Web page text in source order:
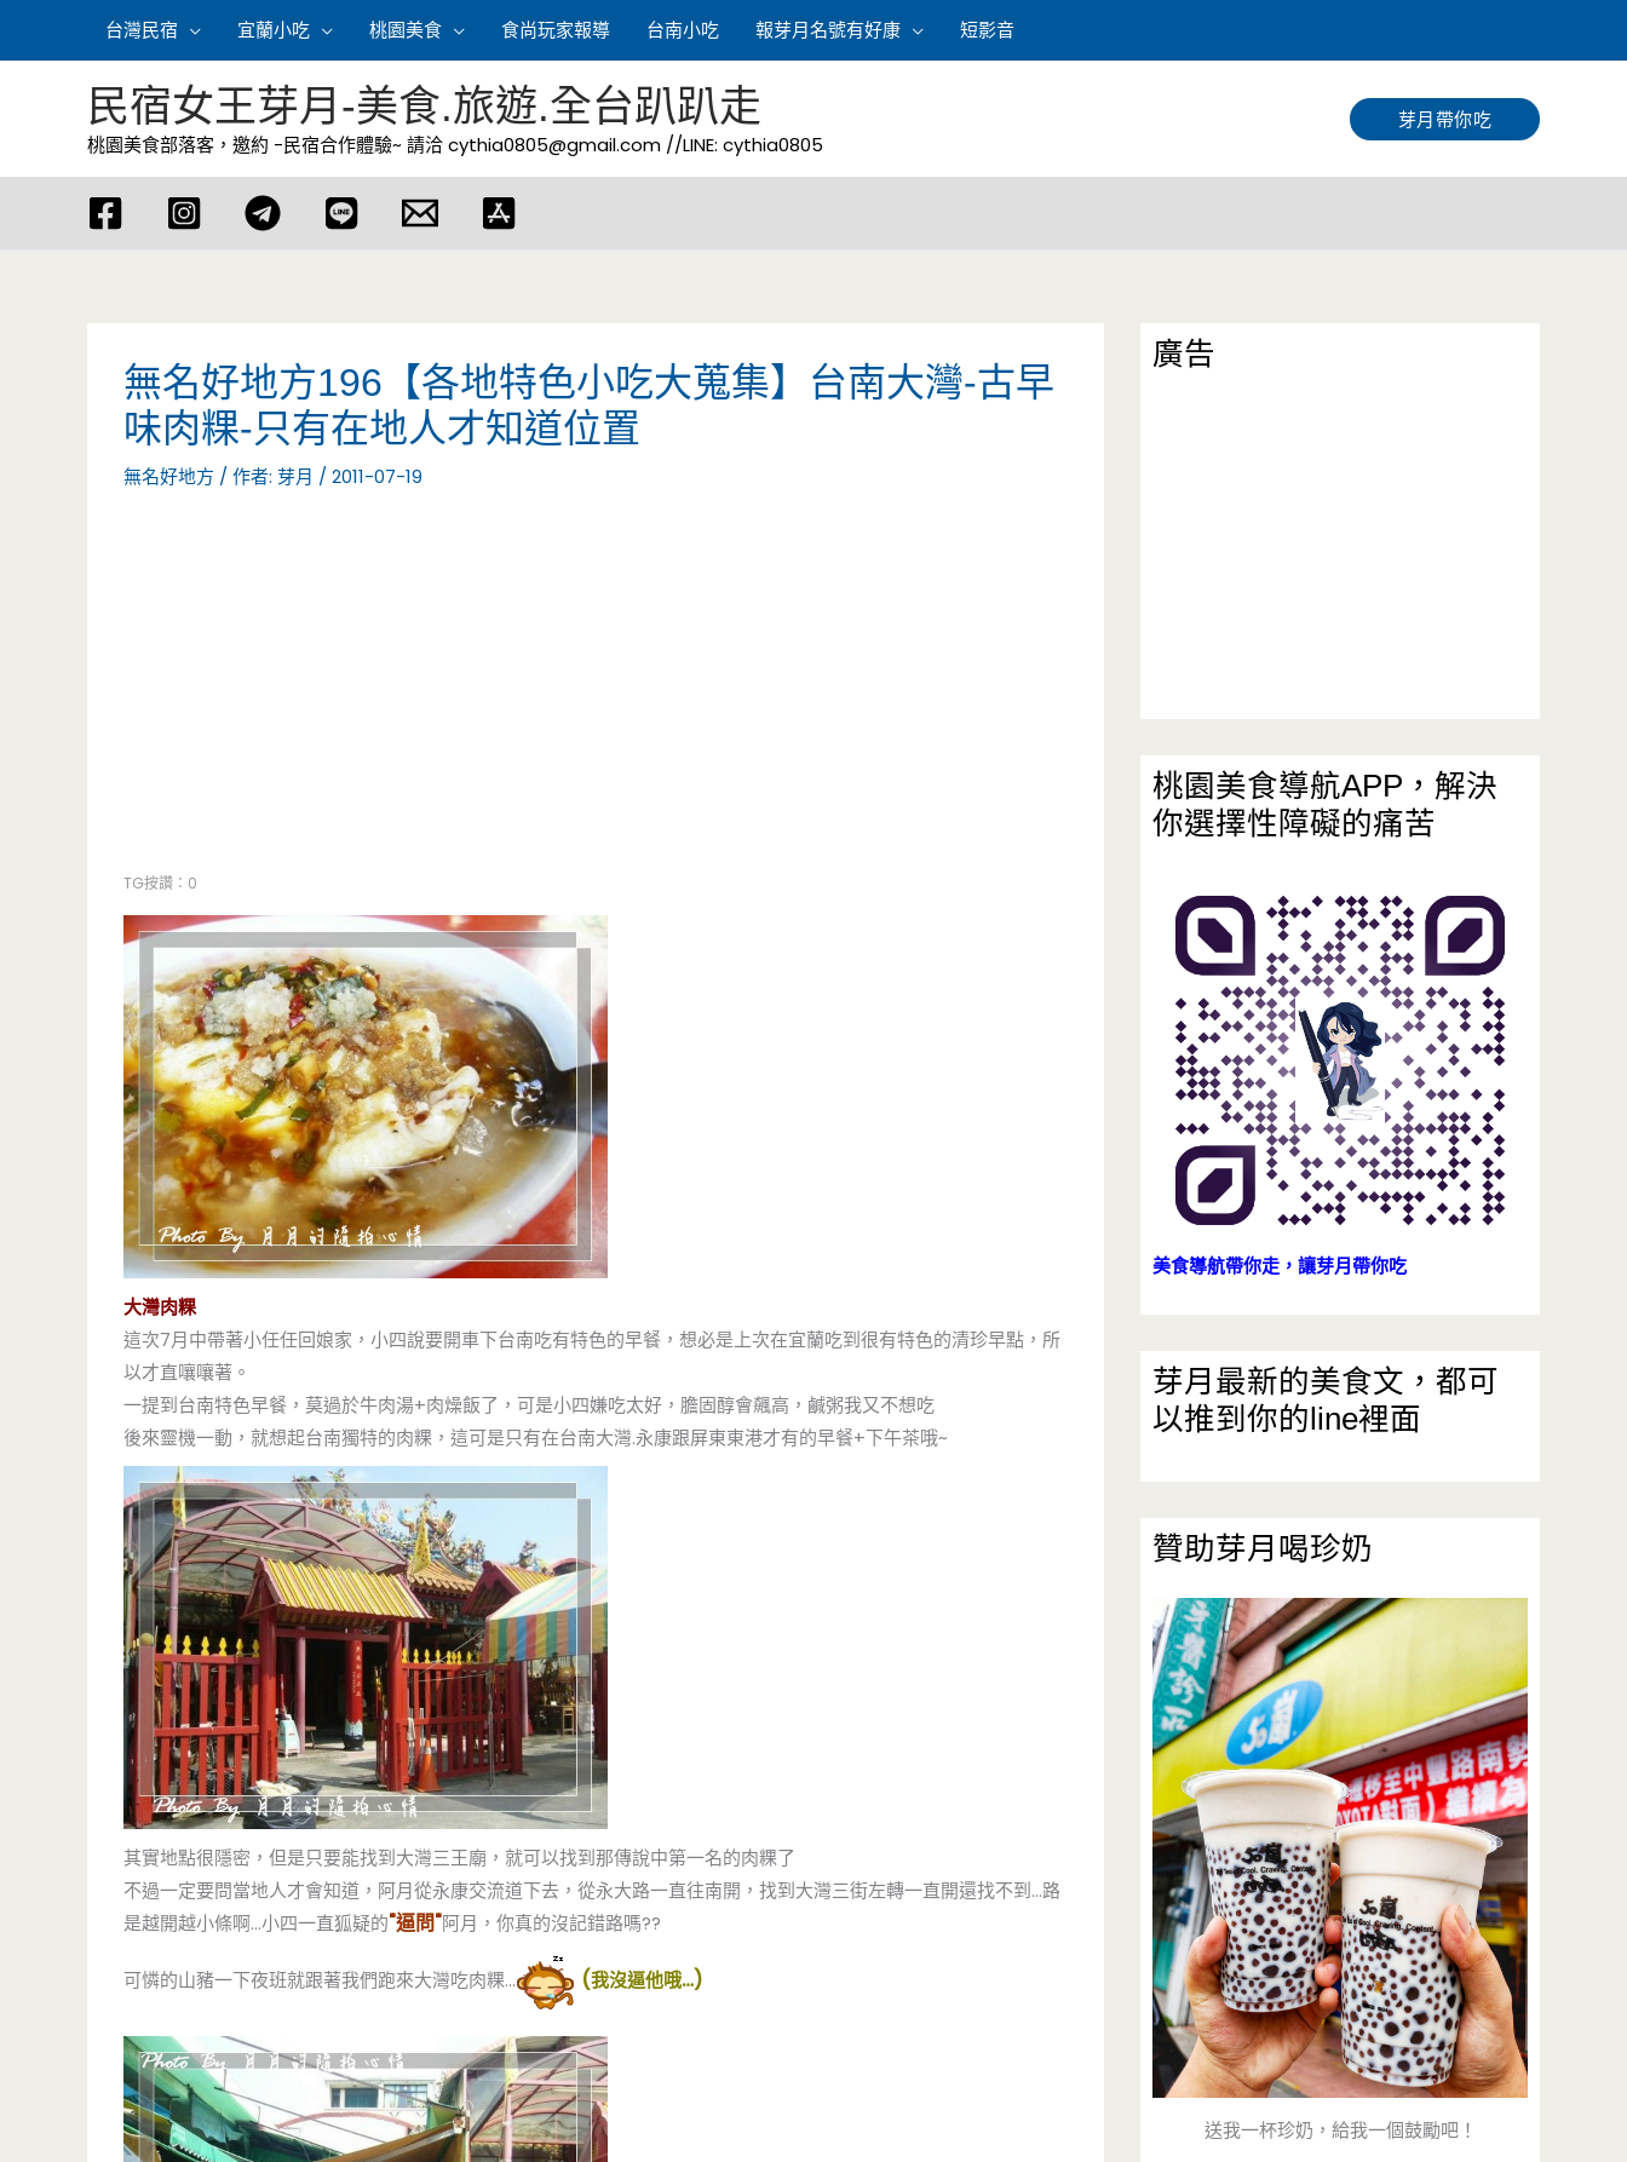
容
台灣民宿 宜蘭小吃 桃園美食 食尚玩家報導 台南小吃 報芽月名號有好康 短影音
尋
民宿女王芽月-美食.旅遊.全台趴趴走
桃園美食部落客，邀約 -民宿合作體驗~ 請洽cythia0805@gmail.com //LINE: cythia0805
芽月帶你吃
無名好地方196【各地特色小吃大蒐集】台南大灣-古早
味肉粿-只有在地人才知道位置
無名好地方 / 作者: 芽月 / 2011-07-19
TG按讚：0
大灣肉粿
這次7月中帶著小任任回娘家，小四說要開車下台南吃有特色的早餐，想必是上次在宜蘭吃到很有特色的清珍早點，所
以才直嚷嚷著。
一提到台南特色早餐，莫過於牛肉湯+肉燥飯了，可是小四嫌吃太好，膽固醇會飆高，鹹粥我又不想吃
後來靈機一動，就想起台南獨特的肉粿，這可是只有在台南大灣.永康跟屏東東港才有的早餐+下午茶哦~
其實地點很隱密，但是只要能找到大灣三王廟，就可以找到那傳說中第一名的肉粿了
不過一定要問當地人才會知道，阿月從永康交流道下去，從永大路一直往南開，找到大灣三街左轉一直開還找不到…路
是越開越小條啊…小四一直狐疑的"逼問"阿月，你真的沒記錯路嗎??
可憐的山豬一下夜班就跟著我們跑來大灣吃肉粿… (我沒逼他哦…)
廣告
桃園美食導航APP，解決
你選擇性障礙的痛苦
美食導航帶你走，讓芽月帶你吃
芽月最新的美食文，都可
以推到你的line裡面
贊助芽月喝珍奶
送我一杯珍奶，給我一個鼓勵吧！